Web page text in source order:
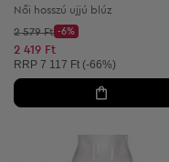
Női hosszú ujjú blúz
Kezdő ár:
2 579 Ft
Discount Price:
-6%
Csökkentett ár:
2 419 Ft
Ajánlott ár:
RRP 7 117 Ft (-66%)